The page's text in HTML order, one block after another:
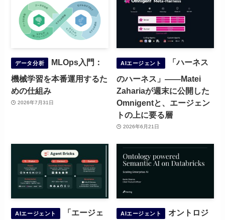
データ分析
MLOps入門：
機械学習を本番運用するた
めの仕組み
2026年7月31日
AIエージェント
「ハーネス
のハーネス」——Matei
Zahariaが週末に公開した
Omnigentと、エージェン
トの上に要る層
2026年6月21日
AIエージェント
「エージェ
AIエージェント
オントロジ